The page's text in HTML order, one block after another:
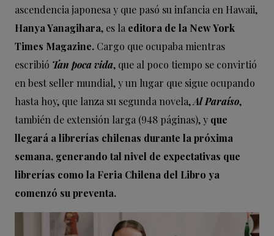
ascendencia japonesa y que pasó su infancia en Hawaii,
Hanya Yanagihara, es la editora de la New York
Times Magazine. Cargo que ocupaba mientras
escribió Tan poca vida, que al poco tiempo se convirtió
en best seller mundial, y un lugar que sigue ocupando
hasta hoy, que lanza su segunda novela,Al Paraíso,
también de extensión larga (948 páginas), y que
llegará a librerías chilenas durante la próxima
semana, generando tal nivel de expectativas que
librerías como la Feria Chilena del Libro ya
comenzó su preventa.